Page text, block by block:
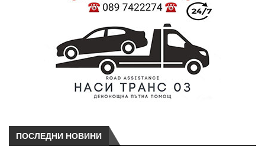
ПОСЛЕДНИ НОВИНИ